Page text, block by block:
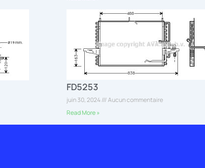
FD5253
juin 30, 2024
Aucun commentaire
Read More »